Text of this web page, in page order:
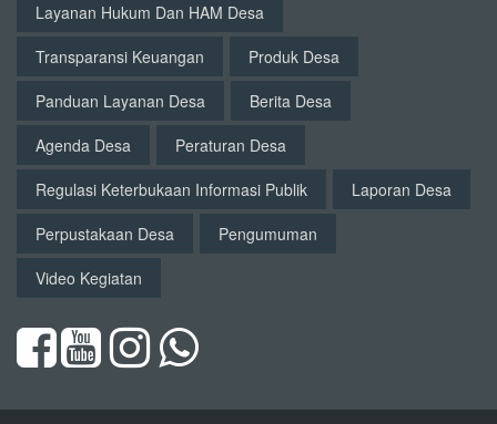
Layanan Hukum Dan HAM Desa
Transparansi Keuangan
Produk Desa
Panduan Layanan Desa
Berita Desa
Agenda Desa
Peraturan Desa
Regulasi Keterbukaan Informasi Publik
Laporan Desa
Perpustakaan Desa
Pengumuman
Video Kegiatan